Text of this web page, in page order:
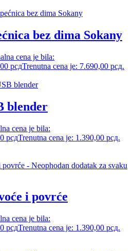
bez dima Sokany
cena je bila:
рсдTrenutna cena je: 7.690,00 рсд.
blender
cena je bila:
рсдTrenutna cena je: 1.390,00 рсд.
i povrće
cena je bila:
рсдTrenutna cena je: 1.390,00 рсд.